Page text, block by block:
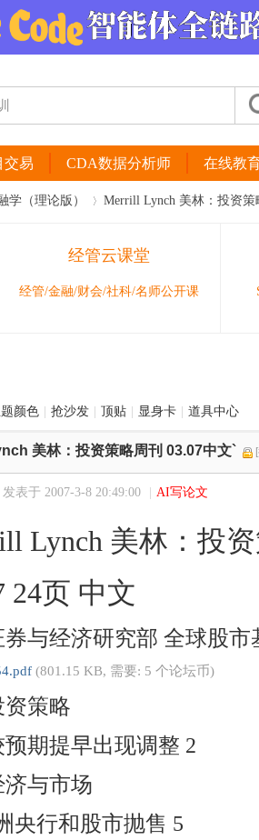
交易 CDA数据分析师 在线教
学（理论版） Merrill Lynch 美林：投资策
经管云课堂
经管/金融/财会/社科/名师公开课
颜色 抢沙发 顶贴 显身卡 道具中心
美林：投资策略周刊 03.07中文`
发表于 2007-3-8 20:49:00 AI写论文
Lynch 美林：投资
24页 中文
与经济研究部 全球股市
(801.15 KB, 需要: 5 个论坛币)
资策略
预期提早出现调整 2
济与市场
央行和股市抛售 5